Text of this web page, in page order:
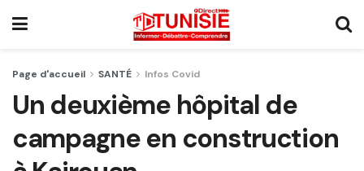
Page d'accueil SANTÉ Infos Covid
Un deuxième hôpital de
campagne en construction